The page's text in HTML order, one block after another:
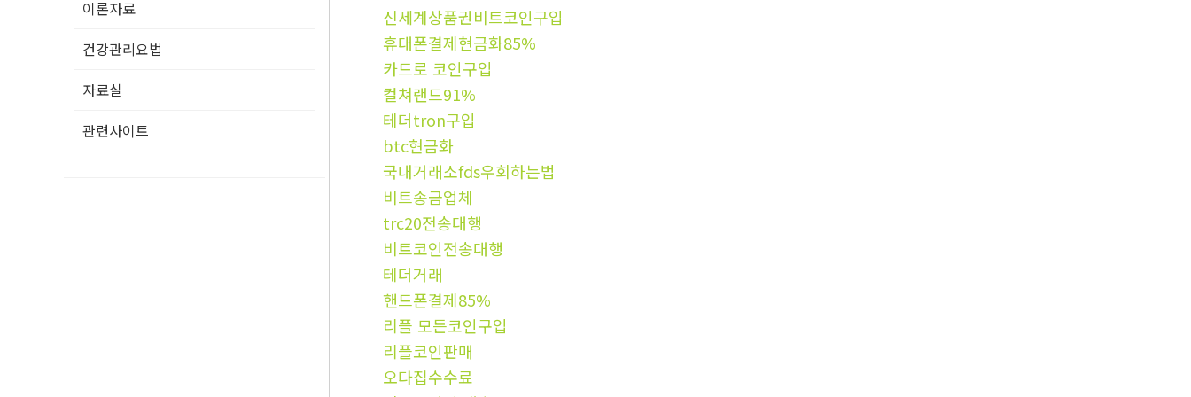
이론자료
건강관리요법
자료실
관련사이트
신세계상품권비트코인구입
휴대폰결제현금화85%
카드로 코인구입
컬쳐랜드91%
테더tron구입
btc현금화
국내거래소fds우회하는법
비트송금업체
trc20전송대행
비트코인전송대행
테더거래
핸드폰결제85%
리플 모든코인구입
리플코인판매
오다집수수료